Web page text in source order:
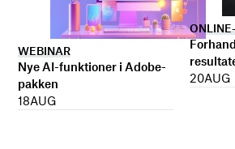
WEBINAR
Nye AI-funktioner i Adobe-
pakken
18AUG
20AUG